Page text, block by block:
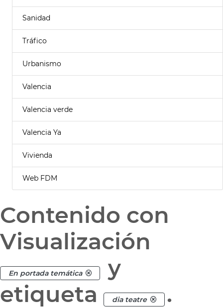
Sanidad
Tráfico
Urbanismo
Valencia
Valencia verde
Valencia Ya
Vivienda
Web FDM
Contenido con
Visualización
En portada temática
y
etiqueta
dia teatre .